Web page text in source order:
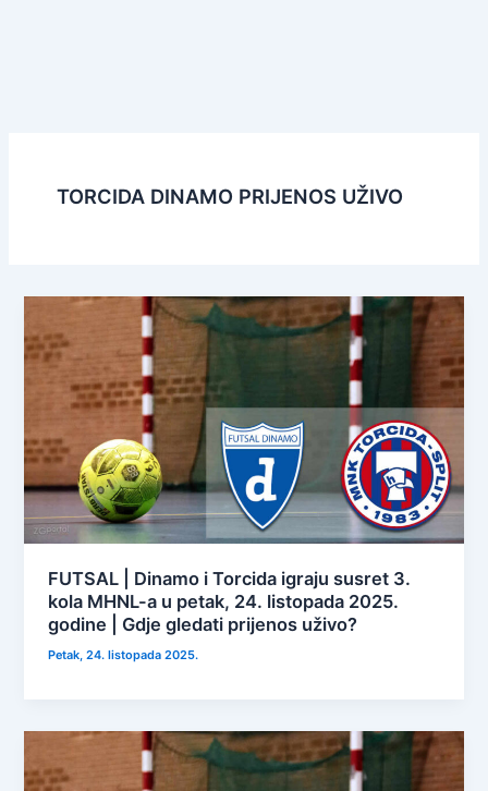
TORCIDA DINAMO PRIJENOS UŽIVO
FUTSAL | Dinamo i Torcida igraju susret 3.
kola MHNL-a u petak, 24. listopada 2025.
godine | Gdje gledati prijenos uživo?
Petak, 24. listopada 2025.